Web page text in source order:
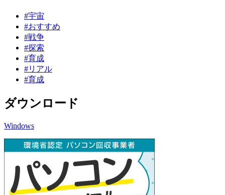
#宇宙
#おすすめ
#戦争
#探索
#育成
#リアル
#育成
ダウンロード
Windows